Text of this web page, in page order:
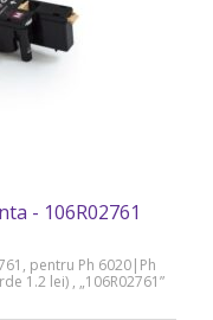
- 106R02761
pentru Ph 6020|Ph
1.2 lei) , „106R02761”